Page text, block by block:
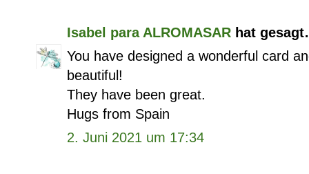
Isabel para ALROMASAR hat
You have designed a wonderful card
beautiful!
They have been great.
Hugs from Spain
2. Juni 2021 um 17:34